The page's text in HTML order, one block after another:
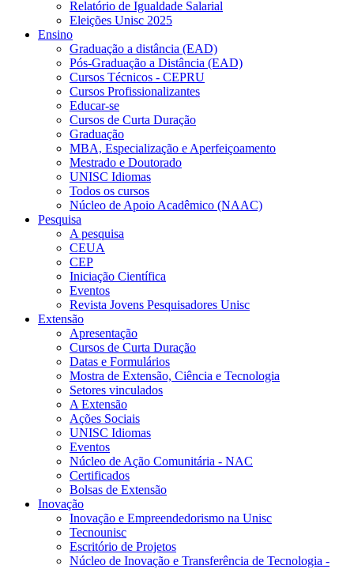
Relatório de Igualdade Salarial
Eleições Unisc 2025
Ensino
Graduação a distância (EAD)
Pós-Graduação a Distância (EAD)
Cursos Técnicos - CEPRU
Cursos Profissionalizantes
Educar-se
Cursos de Curta Duração
Graduação
MBA, Especialização e Aperfeiçoamento
Mestrado e Doutorado
UNISC Idiomas
Todos os cursos
Núcleo de Apoio Acadêmico (NAAC)
Pesquisa
A pesquisa
CEUA
CEP
Iniciação Científica
Eventos
Revista Jovens Pesquisadores Unisc
Extensão
Apresentação
Cursos de Curta Duração
Datas e Formulários
Mostra de Extensão, Ciência e Tecnologia
Setores vinculados
A Extensão
Ações Sociais
UNISC Idiomas
Eventos
Núcleo de Ação Comunitária - NAC
Certificados
Bolsas de Extensão
Inovação
Inovação e Empreendedorismo na Unisc
Tecnounisc
Escritório de Projetos
Núcleo de Inovação e Transferência de Tecnologia -